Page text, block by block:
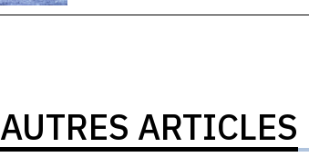
AUTRES ARTICLES